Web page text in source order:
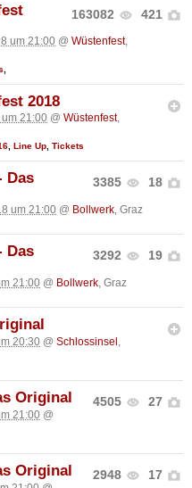
163082 421
um 21:00 @ Wüstenfest,
2018
um 21:00 @ Wüstenfest,
, Line Up, Tickets
3385 18
Das
um 21:00 @ Bollwerk , Graz
3292 19
Das
21:00 @ Bollwerk , Graz
20:30 @ Schlossinsel
4505 27
Original
21:00 @
2948 17
Original